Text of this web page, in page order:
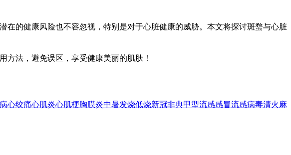
的健康风险也不容忽视，特别是对于心脏健康的威胁。本文将探讨斑蝥与心脏
方法，避免误区，享受健康美丽的肌肤！
心绞痛心肌炎心肌梗胸膜炎中暑发烧低烧新冠非典甲型流感感冒流感病毒清火麻